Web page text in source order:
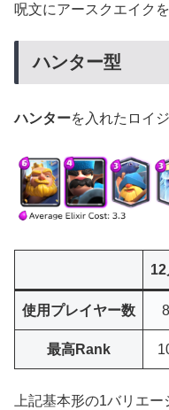
呪文にアースクエイク
ハンター型
ハンターを入れたロイ
12
使用プレイヤー数 8
最高Rank
上記基本形の1バリエ